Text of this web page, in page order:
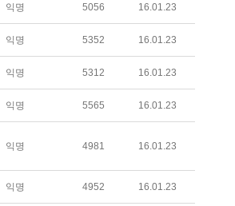
익명 5056 16.01.23
익명 5352 16.01.23
익명 5312 16.01.23
익명 5565 16.01.23
익명 4981 16.01.23
익명 4952 16.01.23